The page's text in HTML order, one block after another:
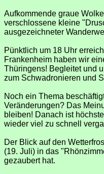
Aufkommende graue
verschlossene kleine
ausgezeichneter
Pünktlich um 18 Uhr
Frankenheim haben wir
Thüringens! Begleitet und
zum Schwadronieren und
Noch ein Thema
Veränderungen? Das
bleiben! Danach ist
wieder viel zu schnell
Der Blick auf den
(19. Juli) in das
gezaubert hat.